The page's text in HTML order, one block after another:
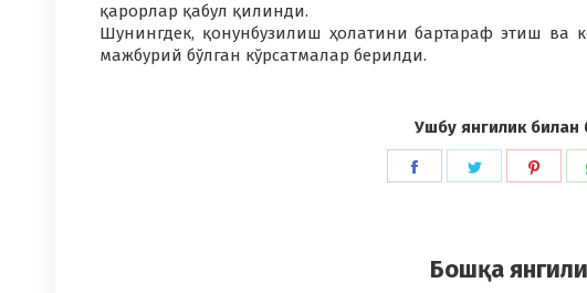
қарорлар қабул қилинди.
Шунингдек, қонунбузилиш ҳолатини бартараф этиш ва
мажбурий бўлган кўрсатмалар берилди.
Ушбу янгилик
Share
Share
Бошқа